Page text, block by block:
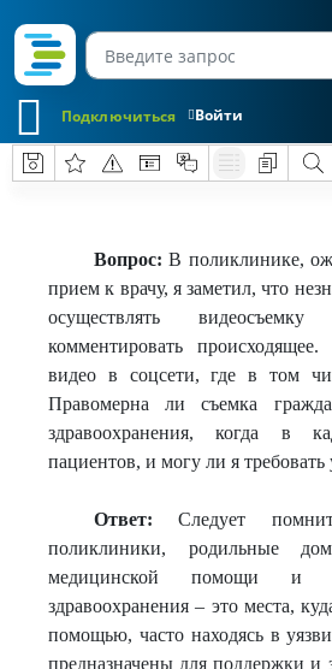
Войти
Подключиться
Вопрос: В поликлинике,
прием к врачу, я заметил, что
осуществлять
комментировать
видео в соцсети, где в том
Правомерна ли съемка
здравоохранения, когда в
пациентов, и могу ли я требовать
Ответ: Следует
поликлиники, родильные
медицинской помощи и
здравоохранения – это места,
помощью, часто находясь в
предназначены для поддержки и